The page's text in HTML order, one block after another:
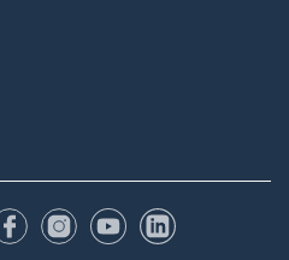
FacebookInstagram
YouTubeLinkedIn